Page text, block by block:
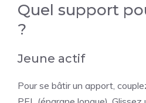
Quel support
?
Jeune actif
Pour se bâtir un apport,